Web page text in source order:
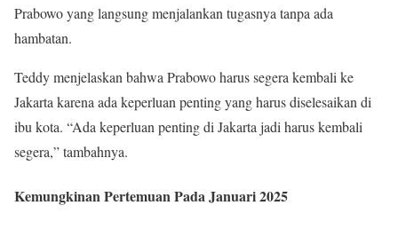
Prabowo yang langsung menjalankan tugasnya tanpa ada
hambatan.
Teddy menjelaskan bahwa Prabowo harus segera kembali ke
Jakarta karena ada keperluan penting yang harus diselesaikan di
ibu kota. “Ada keperluan penting di Jakarta jadi harus kembali
segera,” tambahnya.
Kemungkinan Pertemuan Pada Januari 2025